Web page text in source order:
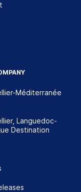
Méditerranée
Languedoc-
Destination